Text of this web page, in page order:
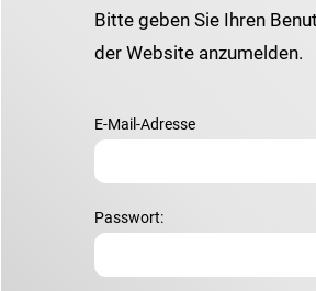
Bitte geben Sie Ihren
der Website anzumelden.
E-Mail-Adresse
Passwort: